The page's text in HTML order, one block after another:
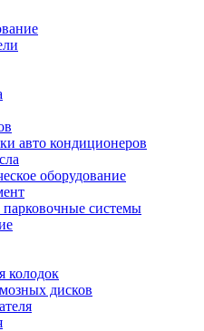
авто кондиционеров
оборудование
системы
колодок
дисков